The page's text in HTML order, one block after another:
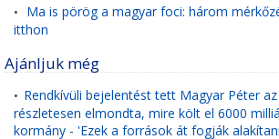
• Ma is pörög a magyar foci: három
itthon
Ajánljuk még
• Rendkívüli bejelentést tett Magyar Péter
részletesen elmondta, mire költ el 6000
kormány - 'Ezek a források át fogják